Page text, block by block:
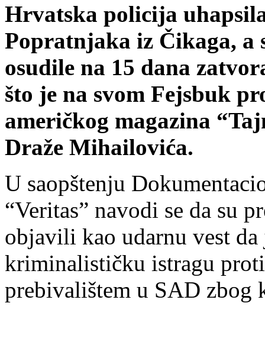
Hrvatska policija
Popratnjaka iz Čikaga,
osudile na 15 dana
što je na svom Fejsbuk
američkog magazina
Draže Mihailovića.
U saopštenju
“Veritas” navodi se da su
objavili kao udarnu vest
kriminalističku istragu
prebivalištem u SAD zbog